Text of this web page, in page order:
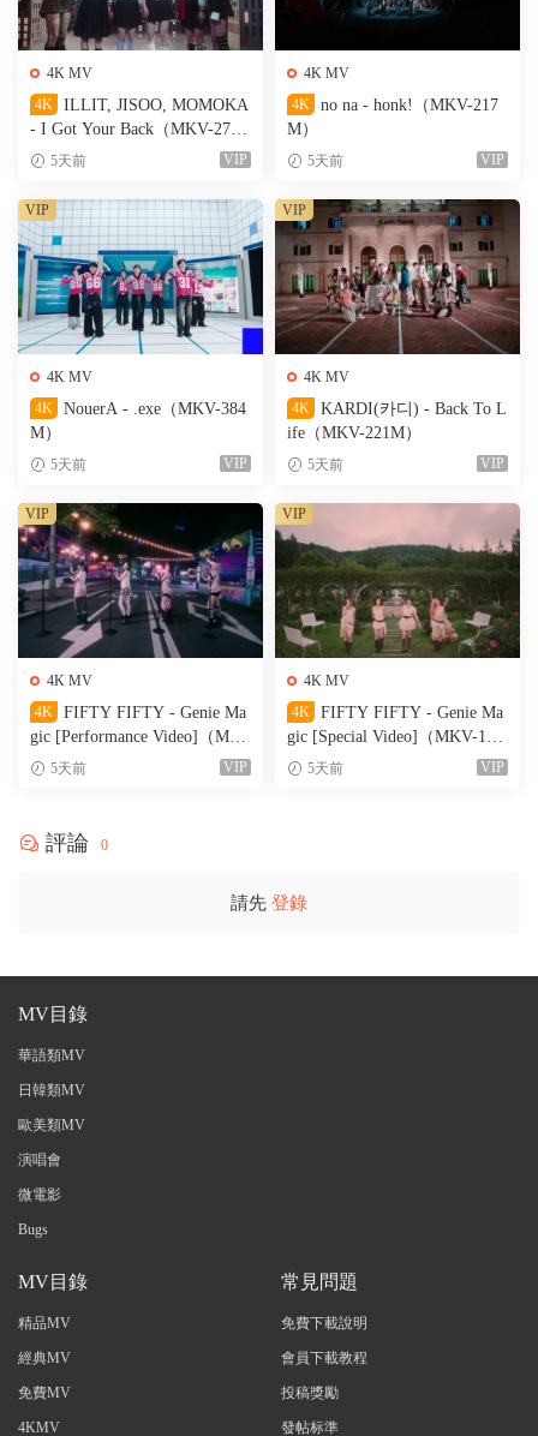
4K MV
4K
ILLIT, JISOO, MOMOKA
- I Got Your Back（MKV-274
M）5天前 VIP
4K MV
4K
no na - honk!（MKV-217
M）
5天前 VIP
4K MV
4K
NouerA - .exe（MKV-384
M）
5天前 VIP
VIP
4K MV
4K
KARDI(카디) - Back To L
ife（MKV-221M）
5天前 VIP
VIP
4K MV
4K
FIFTY FIFTY - Genie Ma
gic [Performance Video]（MK
V-356M）
5天前 VIP
VIP
4K MV
4K
FIFTY FIFTY - Genie Ma
gic [Special Video]（MKV-199
M）5天前 VIP
VIP
評論 0
請先 登錄
MV目錄
華語類MV
日韓類MV
歐美類MV
演唱會
微電影
Bugs
MV目錄
精品MV
經典MV
免費MV
4KMV
常見問題
免費下載說明
會員下載教程
投稿獎勵
發帖标準